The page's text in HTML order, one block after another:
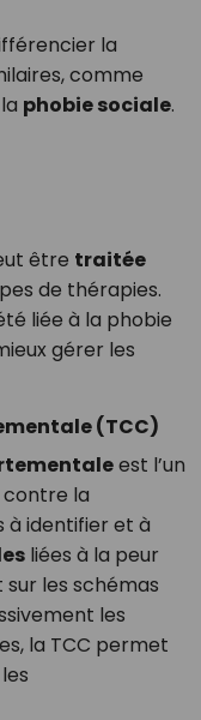
la
comme
phobie sociale.
être traitée
de thérapies.
liée à la phobie
gérer les
(TCC)
est l’un
la
à identifier et à
liées à la peur
les schémas
les
la TCC permet